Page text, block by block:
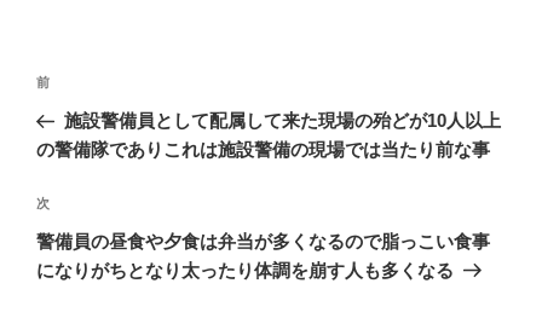
投
ナ
ゲ
ー
シ
前
の
投
前
施設警備員として配属して来た現場の殆どが10人以上
の警備隊でありこれは施設警備の現場では当たり前な事
次
の
投
次
警備員の昼食や夕食は弁当が多くなるので脂っこい食事
になりがちとなり太ったり体調を崩す人も多くなる